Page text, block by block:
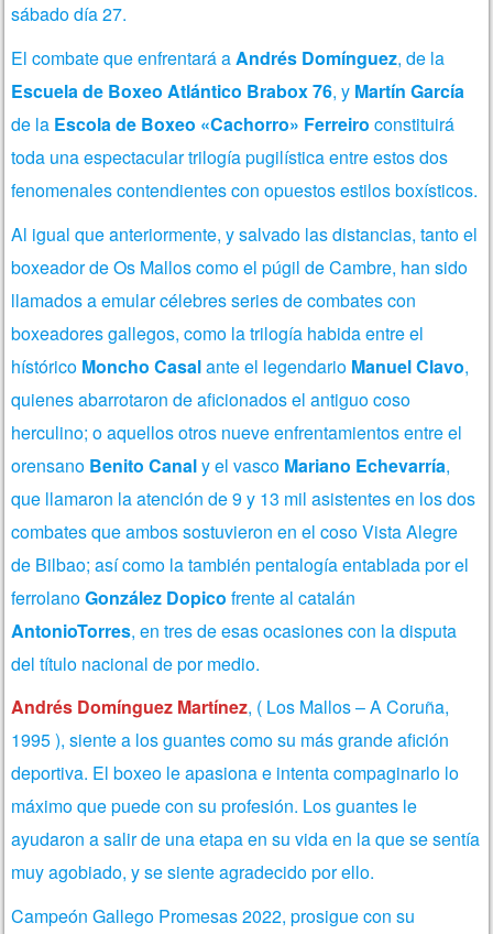
sábado día 27.
El combate que enfrentará aAndrés Domínguez, de la
Escuela de Boxeo Atlántico Brabox 76, y Martín García
de la Escola de Boxeo «Cachorro» Ferreiro constituirá
toda una espectacular trilogía pugilística entre estos dos
fenomenales contendientes con opuestos estilos boxísticos.
Al igual que anteriormente, y salvado las distancias, tanto el
boxeador de Os Mallos como el púgil de Cambre, han sido
llamados a emular célebres series de combates con
boxeadores gallegos, como la trilogía habida entre el
hístórico Moncho Casalante el legendario Manuel Clavo,
quienes abarrotaron de aficionados el antiguo coso
herculino; o aquellos otros nueve enfrentamientos entre el
orensano Benito Canaly el vasco Mariano Echevarría,
que llamaron la atención de 9 y 13 mil asistentes en los dos
combates que ambos sostuvieron en el coso Vista Alegre
de Bilbao; así como la también pentalogía entablada por el
ferrolanoGonzález Dopico frente al catalán
AntonioTorres, en tres de esas ocasiones con la disputa
del título nacional de por medio.
Andrés Domínguez Martínez, ( Los Mallos – A Coruña,
1995 ), siente a los guantes como su más grande afición
deportiva. El boxeo le apasiona e intenta compaginarlo lo
máximo que puede con su profesión. Los guantes le
ayudaron a salir de una etapa en su vida en la que se sentía
muy agobiado, y se siente agradecido por ello.
Campeón Gallego Promesas 2022, prosigue con su